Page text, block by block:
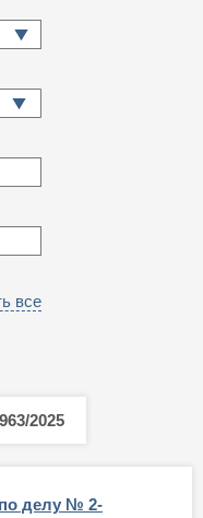
все
2025
по делу № 2-